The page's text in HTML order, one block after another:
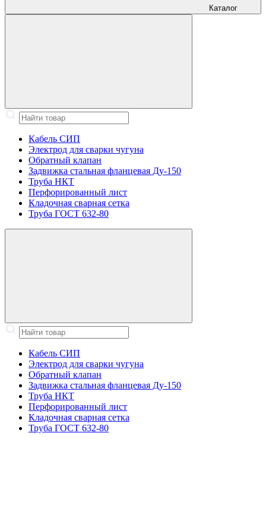
Каталог
Кабель СИП
Электрод для сварки чугуна
Обратный клапан
Задвижка стальная фланцевая Ду-150
Труба НКТ
Перфорированный лист
Кладочная сварная сетка
Труба ГОСТ 632-80
Кабель СИП
Электрод для сварки чугуна
Обратный клапан
Задвижка стальная фланцевая Ду-150
Труба НКТ
Перфорированный лист
Кладочная сварная сетка
Труба ГОСТ 632-80